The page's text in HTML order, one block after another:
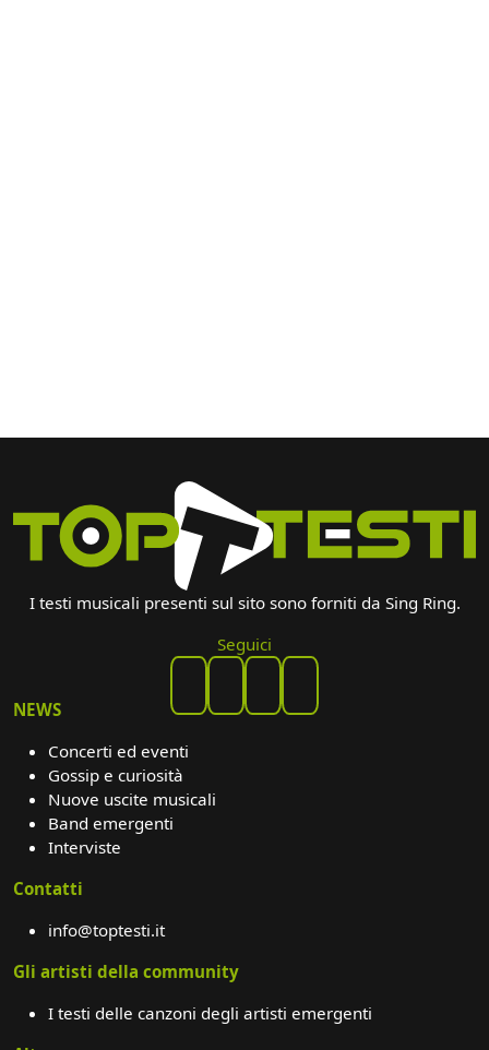
I testi musicali presenti sul sito sono forniti da Sing Ring.
Seguici
NEWS
Concerti ed eventi
Gossip e curiosità
Nuove uscite musicali
Band emergenti
Interviste
Contatti
info@toptesti.it
Gli artisti della community
I testi delle canzoni degli artisti emergenti